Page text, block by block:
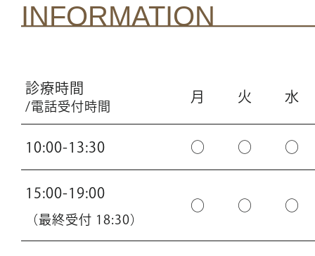
INFORMATION
診療時間
/電話受付時間
月 火 水
10:00-13:30 ○ ○ ○
15:00-19:00
（最終受付 18:30）
○ ○ ○